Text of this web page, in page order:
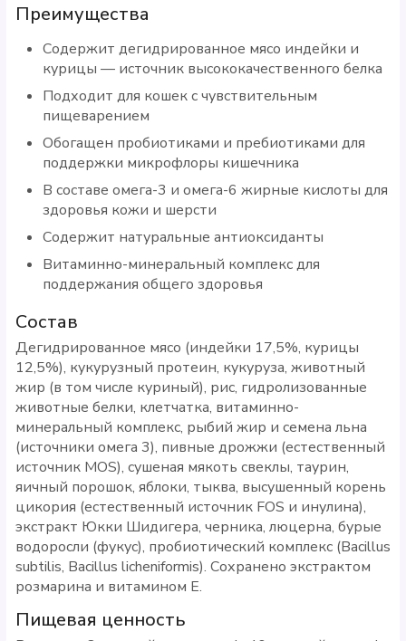
Преимущества
Содержит дегидрированное мясо индейки и
курицы — источник высококачественного белка
Подходит для кошек с чувствительным
пищеварением
Обогащен пробиотиками и пребиотиками для
поддержки микрофлоры кишечника
В составе омега-3 и омега-6 жирные кислоты для
здоровья кожи и шерсти
Содержит натуральные антиоксиданты
Витаминно-минеральный комплекс для
поддержания общего здоровья
Состав
Дегидрированное мясо (индейки 17,5%, курицы
12,5%), кукурузный протеин, кукуруза, животный
жир (в том числе куриный), рис, гидролизованные
животные белки, клетчатка, витаминно-
минеральный комплекс, рыбий жир и семена льна
(источники омега 3), пивные дрожжи (естественный
источник MOS), сушеная мякоть свеклы, таурин,
яичный порошок, яблоки, тыква, высушенный корень
цикория (естественный источник FOS и инулина),
экстракт Юкки Шидигера, черника, люцерна, бурые
водоросли (фукус), пробиотический комплекс (Bacillus
subtilis, Bacillus licheniformis). Сохранено экстрактом
розмарина и витамином Е.
Пищевая ценность